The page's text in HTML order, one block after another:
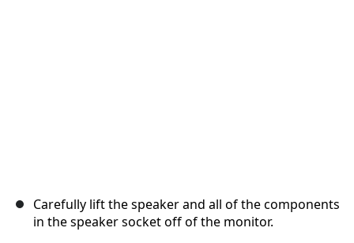
Carefully lift the speaker and all of the components
in the speaker socket off of the monitor.